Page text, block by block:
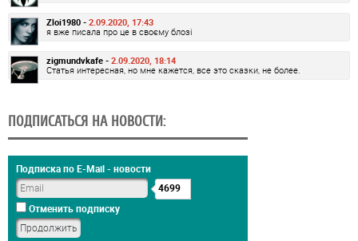
Zloi1980 - 2.09.2020, 17:43
я вже писала про це в своєму блозі
zigmundvkafe - 2.09.2020, 18:14
Статья интересная, но мне кажется, все это сказки, не более.
ПОДПИСАТЬСЯ НА НОВОСТИ:
Подписка по E-Mail - новости
4699
Отменить подписку